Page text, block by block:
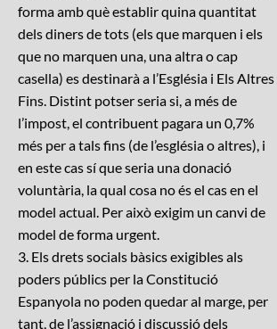
forma amb què establir quina quantitat
dels diners de tots (els que marquen i els
que no marquen una, una altra o cap
casella) es destinarà a l’Església i Els Altres
Fins. Distint potser seria si, a més de
l’impost, el contribuent pagara un 0,7%
més per a tals fins (de l’església o altres), i
en este cas sí que seria una donació
voluntària, la qual cosa no és el cas en el
model actual. Per això exigim un canvi de
model de forma urgent.
3. Els drets socials bàsics exigibles als
poders públics per la Constitució
Espanyola no poden quedar al marge, per
tant, de l’assignació i discussió dels